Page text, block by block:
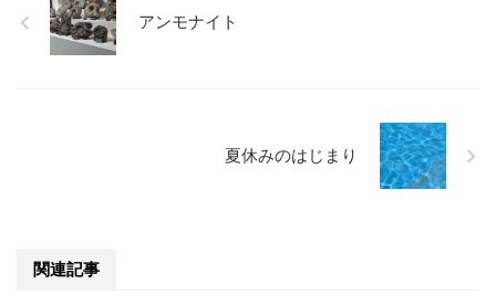
アンモナイト
夏休みのはじまり
関連記事